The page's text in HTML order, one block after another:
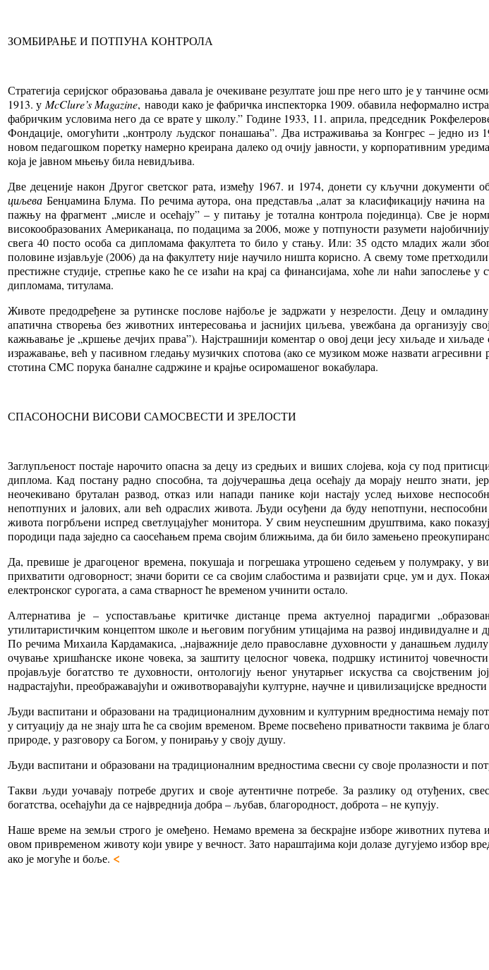
ЗОМБИРАЊЕ И ПОТПУНА КОНТРОЛА
Стратегија серијског образовања давала је очекиване резултате још пре него што је у
1913. уMcClure’s Magazine, наводи како је фабричка инспекторка 1909. обавила неформално
фабричким условима него да се врате у школу.” Године 1933, 11. априла, председник
Фондације, омогућити „контролу људског понашања”. Два истраживања за Конгрес – једно
новом педагошком поретку намерно креирана далеко од очију јавности, у корпоративним
која је јавном мњењу била невидљива.
Две деценије након Другог светског рата, између 1967. и 1974, донети су кључни документи
циљева Бенџамина Блума. По речима аутора, она представља „алат за класификацију начина
пажњу на фрагмент „мисле и осећају” – у питању је тотална контрола појединца). Све је
високообразованих Американаца, по подацима за 2006, може у потпуности разумети
свега 40 посто особа са дипломама факултета то било у стању. Или: 35 одсто младих жали
половине изјављује (2006) да на факултету није научило ништа корисно. А свему томе
престижне студије, стрепње како ће се изаћи на крај са финансијама, хоће ли наћи
дипломама, титулама.
Животе предодређене за рутинске послове најбоље је задржати у незрелости. Децу и
апатична створења без животних интересовања и јаснијих циљева, увежбана да организују
кажњавање је „кршење дечјих права”). Најстрашнији коментар о овој деци јесу хиљаде и хиљаде
изражавање, већ у пасивном гледању музичких спотова (ако се музиком може назвати
стотина СМС порука баналне садржине и крајње осиромашеног вокабулара.
СПАСОНОСНИ ВИСОВИ САМОСВЕСТИ И ЗРЕЛОСТИ
Заглупљеност постаје нарочито опасна за децу из средњих и виших слојева, која су под
диплома. Кад постану радно способна, та дојучерашња деца осећају да морају нешто знати,
неочекивано бруталан развод, отказ или напади панике који настају услед њихове
непотпуних и јалових, али већ одраслих живота. Људи осуђени да буду непотпуни,
живота погрбљени испред светлуцајућег монитора. У свим неуспешним друштвима, како
породици пада заједно са саосећањем према својим ближњима, да би било замењено
Да, превише је драгоценог времена, покушаја и погрешака утрошено седењем у полумраку, у
прихватити одговорност; значи борити се са својим слабостима и развијати срце, ум и дух.
електронског сурогата, а сама стварност ће временом учинити остало.
Алтернатива је – успостављање критичке дистанце према актуелној парадигми
утилитаристичким концептом школе и његовим погубним утицајима на развој индивидуалне и
По речима Михаила Кардамакиса, „најважније дело православне духовности у данашњем
очување хришћанске иконе човека, за заштиту целосног човека, подршку истинитој
пројављује богатство те духовности, онтологију њеног унутарњег искуства са
надрастајући, преображавајући и оживотворавајући културне, научне и цивилизацијске
Људи васпитани и образовани на традиционалним духовним и културним вредностима немају
у ситуацију да не знају шта ће са својим временом. Време посвећено приватности таквима је
природе, у разговору са Богом, у понирању у своју душу.
Људи васпитани и образовани на традиционалним вредностима свесни су своје пролазности и
Такви људи уочавају потребе других и своје аутентичне потребе. За разлику од отуђених,
богатства, осећајући да се највреднија добра – љубав, благородност, доброта – не купују.
Наше време на земљи строго је омеђено. Немамо времена за бескрајне изборе животних
овом привременом животу који увире у вечност. Зато нараштајима који долазе дугујемо избор
ако је могуће и боље. <